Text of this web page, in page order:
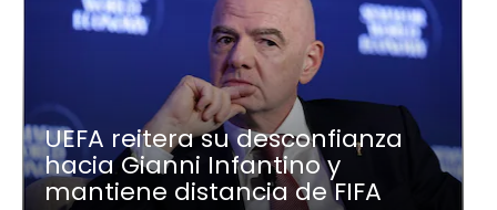
UEFA reitera su desconfianza
hacia Gianni Infantino y
mantiene distancia de FIFA